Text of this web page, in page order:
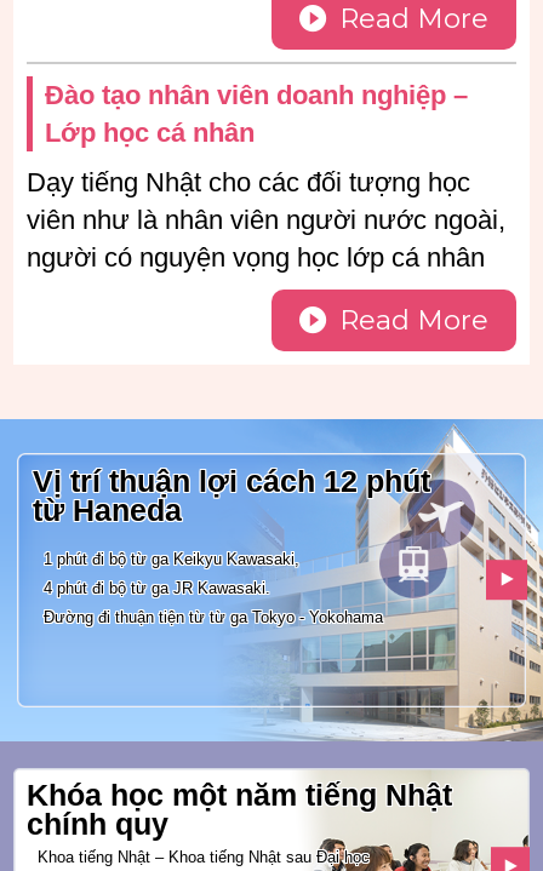
Read More
Đào tạo nhân viên doanh nghiệp –
Lớp học cá nhân
Dạy tiếng Nhật cho các đối tượng học
viên như là nhân viên người nước ngoài,
người có nguyện vọng học lớp cá nhân
Read More
Vị trí thuận lợi cách 12 phút
từHaneda
1 phút đi bộ từ ga Keikyu Kawasaki,
4 phút đi bộ từ ga JR Kawasaki.
Đường đi thuận tiện từ từ gaTokyo - Yokohama
Khóa học một năm tiếng Nhật
chính quy
Khoa tiếng Nhật – Khoa tiếng Nhật sau Đại học